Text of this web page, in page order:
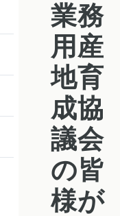
業務
用産
地育
成協
議会
の皆
様が